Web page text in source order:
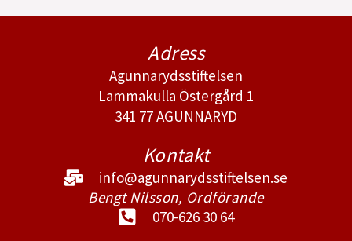
Adress
Agunnarydsstiftelsen
Lammakulla Östergård 1
341 77 AGUNNARYD
Kontakt
info@agunnarydsstiftelsen.se
Bengt Nilsson, Ordförande
070-626 30 64